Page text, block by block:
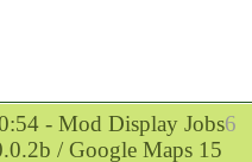
6
- Mod Display Jobs
/ Google Maps 15